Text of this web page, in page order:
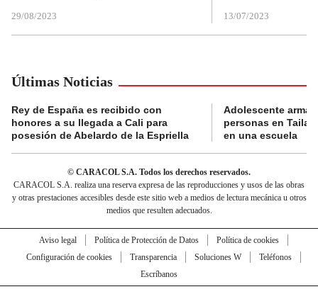
29/08/2023 13/07/2023
Últimas Noticias
Rey de España es recibido con
honores a su llegada a Cali para
posesión de Abelardo de la Espriella
Adolescente
personas en
en una escuela
© CARACOL S.A. Todos los derechos reservados.
CARACOL S.A. realiza una reserva expresa de las reproducciones y usos de las obras
y otras prestaciones accesibles desde este sitio web a medios de lectura mecánica u otros
medios que resulten adecuados.
Aviso legal Política de Protección de Datos
Política de cookies
Configuración de cookies
Transparencia Soluciones W
Teléfonos
Escríbanos